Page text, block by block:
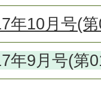
年10月号(
年9月号(第